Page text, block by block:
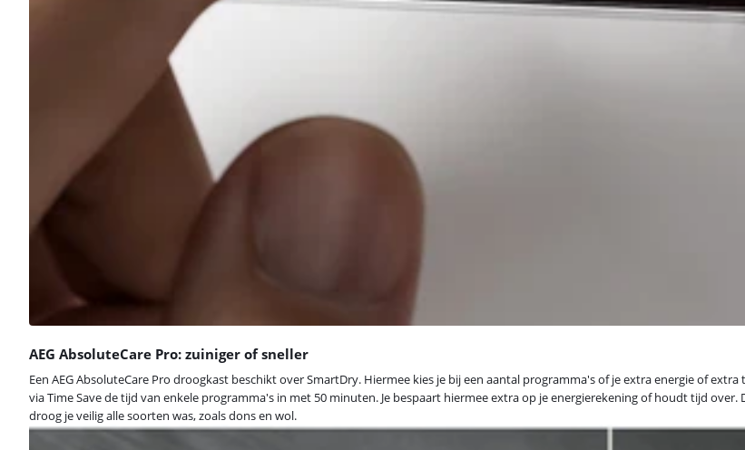
AEG AbsoluteCare Pro: zuiniger of sneller
Een AEG AbsoluteCare Pro droogkast beschikt over SmartDry. Hiermee kies je bij een aantal programma's of je extra energie of
via Time Save de tijd van enkele programma's in met 50 minuten. Je bespaart hiermee extra op je energierekening of houdt tijd over.
droog je veilig alle soorten was, zoals dons en wol.